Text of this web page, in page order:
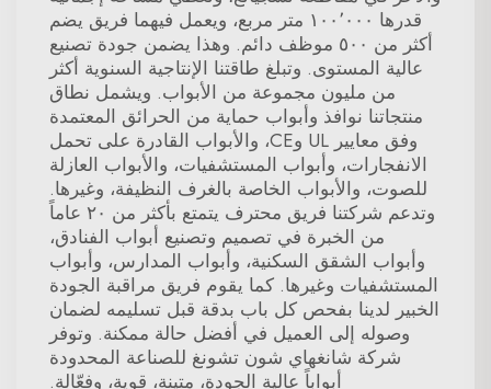
قدرها ١٠٠٬٠٠٠ متر مربع، ويعمل فيهما فريق يضم
أكثر من ٥٠٠ موظف دائم. وهذا يضمن جودة تصنيع
عالية المستوى. وتبلغ طاقتنا الإنتاجية السنوية أكثر
من مليون مجموعة من الأبواب. ويشمل نطاق
منتجاتنا نوافذ وأبواب حماية من الحرائق المعتمدة
وفق معايير UL وCE، والأبواب القادرة على تحمل
الانفجارات، وأبواب المستشفيات، والأبواب العازلة
للصوت، والأبواب الخاصة بالغرف النظيفة، وغيرها.
وتدعم شركتنا فريق محترف يتمتع بأكثر من ٢٠ عاماً
من الخبرة في تصميم وتصنيع أبواب الفنادق،
وأبواب الشقق السكنية، وأبواب المدارس، وأبواب
المستشفيات وغيرها. كما يقوم فريق مراقبة الجودة
الخبير لدينا بفحص كل باب بدقة قبل تسليمه لضمان
وصوله إلى العميل في أفضل حالة ممكنة. وتوفر
شركة شانغهاي شون تشونغ للصناعة المحدودة
أبواباً عالية الجودة، متينة، قوية، وفعّالة.